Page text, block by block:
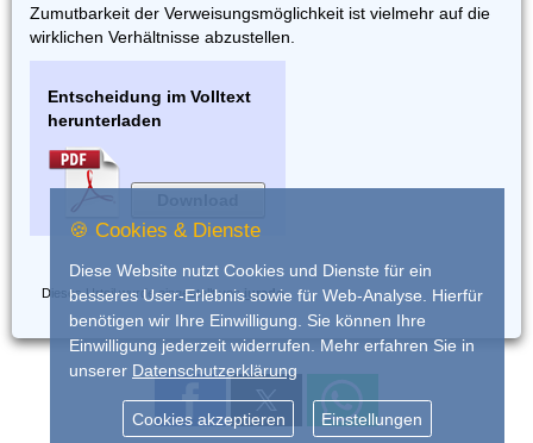
Zumutbarkeit der Verweisungsmöglichkeit ist vielmehr auf die
wirklichen Verhältnisse abzustellen.
Entscheidung im Volltext
herunterladen
Dieses Urteil wurde eingestellt voniurado
🍪 Cookies & Dienste
Diese Website nutzt Cookies und Dienste für ein
besseres User-Erlebnis sowie für Web-Analyse. Hierfür
benötigen wir Ihre Einwilligung. Sie können Ihre
Einwilligung jederzeit widerrufen. Mehr erfahren Sie in
unserer Datenschutzerklärung
Cookies akzeptieren Einstellungen